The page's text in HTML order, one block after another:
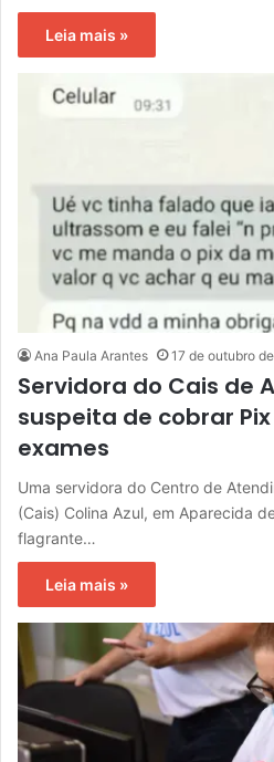
Leia mais »
Ana Paula Arantes 17 de outubro
Servidora do Cais de
suspeita de cobrar
exames
Uma servidora do Centro de
(Cais) Colina Azul, em Aparecida
flagrante…
Leia mais »